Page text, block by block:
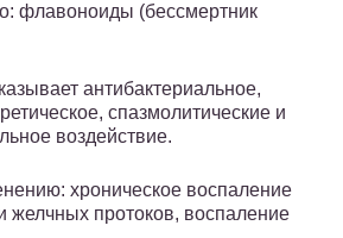
флавоноиды (бессмертник
антибактериальное,
спазмолитические и
воздействие.
хроническое воспаление
желчных протоков, воспаление